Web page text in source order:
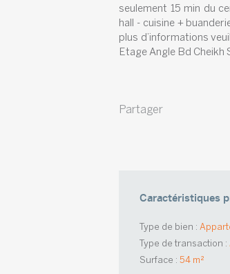
seulement 15 min du
hall - cuisine +
plus d’informations
Etage Angle Bd
Partager
Caractéristiques
Type de bien :
Type de transaction :
Surface : 54 m²